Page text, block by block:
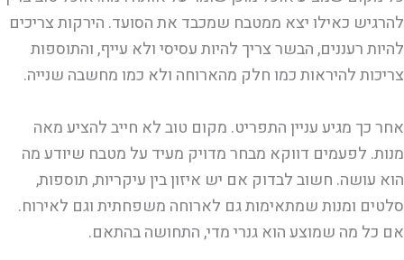
להרגיש כאילו יצא ממטבח שמכבד את הסועד. הירקות צריכים
להיות רעננים, הבשר צריך להיות עסיסי ולא עייף, והתוספות
צריכות להיראות כמו חלק מהארוחה ולא כמו מחשבה שנייה.
אחר כך מגיע עניין התפריט. מקום טוב לא חייב להציע מאה
מנות. לפעמים דווקא מבחר מדויק מעיד על מטבח שיודע מה
הוא עושה. חשוב לבדוק אם יש איזון בין עיקריות, תוספות,
סלטים ומנות שמתאימות גם לארוחה משפחתית וגם לאירוח.
אם כל מה שמוצע הוא גנרי מדי, התחושה בהתאם.